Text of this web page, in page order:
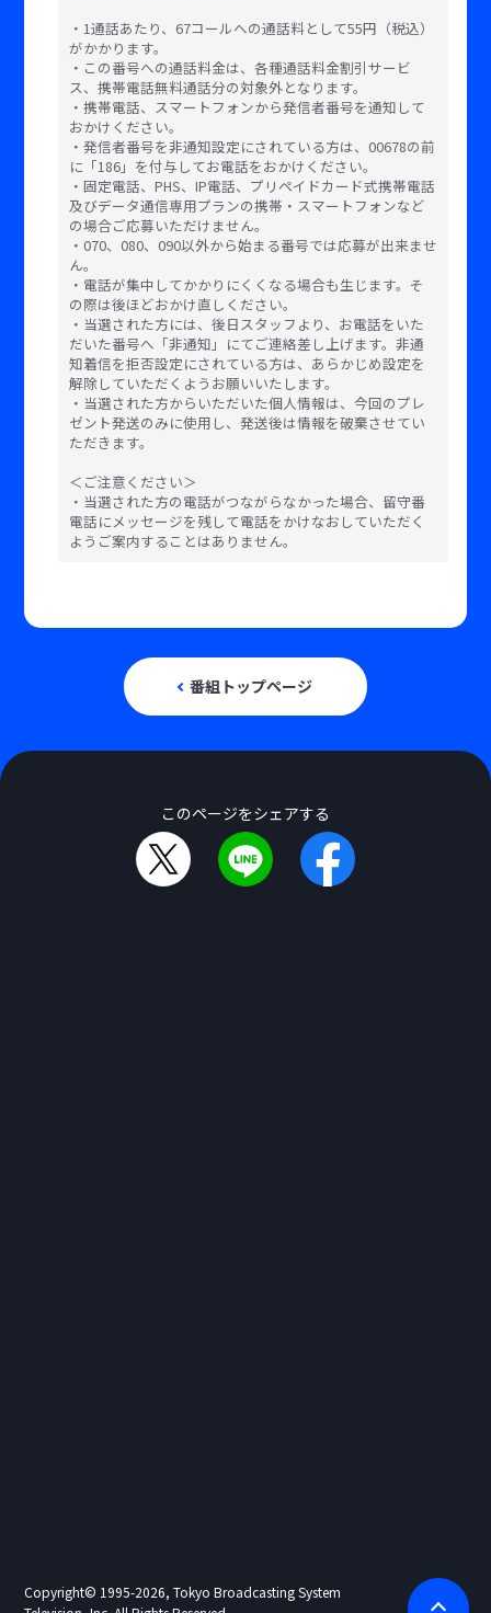
・1通話あたり、67コールへの通話料として55円（税込）
がかかります。
・この番号への通話料金は、各種通話料金割引サービ
ス、携帯電話無料通話分の対象外となります。
・携帯電話、スマートフォンから発信者番号を通知して
おかけください。
・発信者番号を非通知設定にされている方は、00678の前
に「186」を付与してお電話をおかけください。
・固定電話、PHS、IP電話、プリペイドカード式携帯電話
及びデータ通信専用プランの携帯・スマートフォンなど
の場合ご応募いただけません。
・070、080、090以外から始まる番号では応募が出来ませ
ん。
・電話が集中してかかりにくくなる場合も生じます。そ
の際は後ほどおかけ直しください。
・当選された方には、後日スタッフより、お電話をいた
だいた番号へ「非通知」にてご連絡差し上げます。非通
知着信を拒否設定にされている方は、あらかじめ設定を
解除していただくようお願いいたします。
・当選された方からいただいた個人情報は、今回のプレ
ゼント発送のみに使用し、発送後は情報を破棄させてい
ただきます。
＜ご注意ください＞
・当選された方の電話がつながらなかった場合、留守番
電話にメッセージを残して電話をかけなおしていただく
ようご案内することはありません。
番組トップページ
このページをシェアする
Copyright© 1995-2026, Tokyo Broadcasting System